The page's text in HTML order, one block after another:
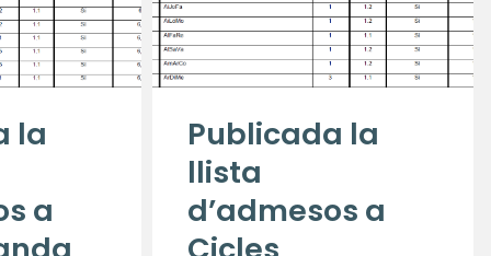
la
a
Publicada la
llista
d’admesos a